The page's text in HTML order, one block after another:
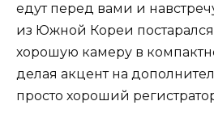
едут перед вами и
из Южной Кореи
хорошую камеру в
делая акцент на
просто хороший